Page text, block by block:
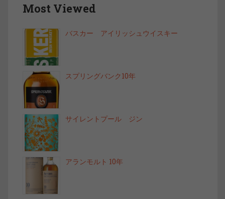
Most Viewed
バスカー アイリッシュウイスキー
スプリングバンク10年
サイレントプール ジン
アランモルト 10年